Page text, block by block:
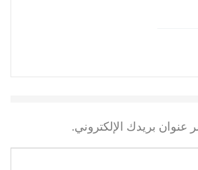
عنوان بريدك الإلكتروني.